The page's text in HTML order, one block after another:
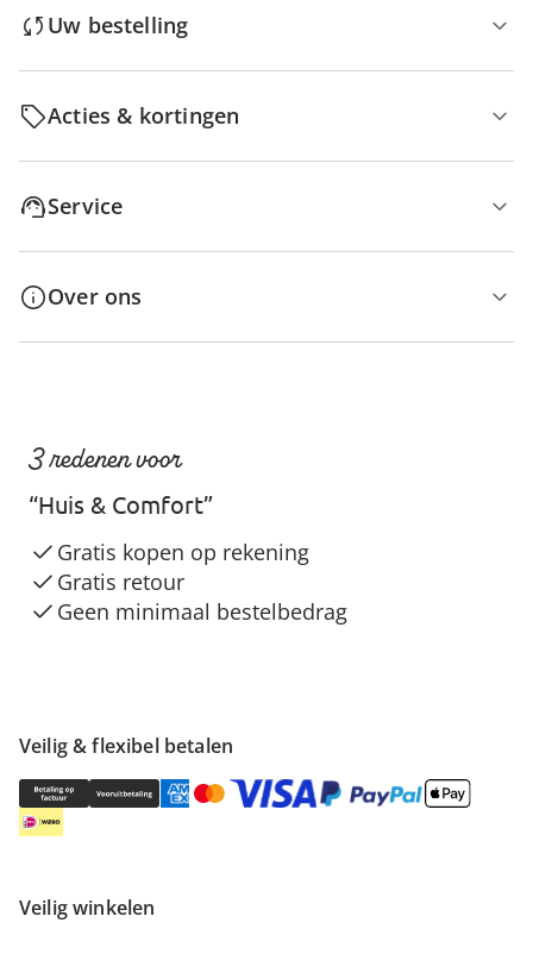
Uw bestelling
Acties & kortingen
Service
Over ons
Veilig & flexibel betalen
Veilig winkelen
3 redenen voor
“Huis & Comfort”
Gratis kopen op rekening
Gratis retour
Geen minimaal bestelbedrag